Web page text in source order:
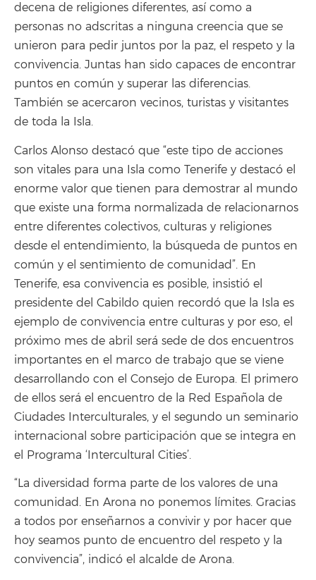
decena de religiones diferentes, así como a
personas no adscritas a ninguna creencia que se
unieron para pedir juntos por la paz, el respeto y la
convivencia. Juntas han sido capaces de encontrar
puntos en común y superar las diferencias.
También se acercaron vecinos, turistas y visitantes
de toda la Isla.
Carlos Alonso destacó que “este tipo de acciones
son vitales para una Isla como Tenerife y destacó el
enorme valor que tienen para demostrar al mundo
que existe una forma normalizada de relacionarnos
entre diferentes colectivos, culturas y religiones
desde el entendimiento, la búsqueda de puntos en
común y el sentimiento de comunidad”. En
Tenerife, esa convivencia es posible, insistió el
presidente del Cabildo quien recordó que la Isla es
ejemplo de convivencia entre culturas y por eso, el
próximo mes de abril será sede de dos encuentros
importantes en el marco de trabajo que se viene
desarrollando con el Consejo de Europa. El primero
de ellos será el encuentro de la Red Española de
Ciudades Interculturales, y el segundo un seminario
internacional sobre participación que se integra en
el Programa ‘Intercultural Cities’.
“La diversidad forma parte de los valores de una
comunidad. En Arona no ponemos límites. Gracias
a todos por enseñarnos a convivir y por hacer que
hoy seamos punto de encuentro del respeto y la
convivencia”, indicó el alcalde de Arona.